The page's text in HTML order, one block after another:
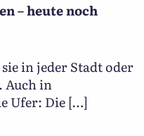
– heute noch
in jeder Stadt oder
Auch in
Ufer: Die […]